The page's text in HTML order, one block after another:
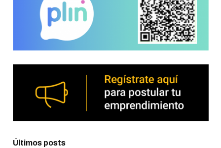
Últimos posts